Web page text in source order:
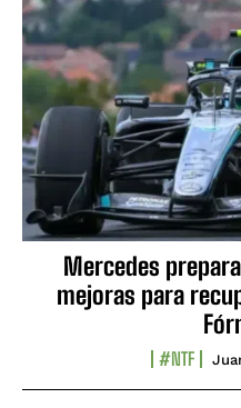
Mercedes
mejoras para
#NTF